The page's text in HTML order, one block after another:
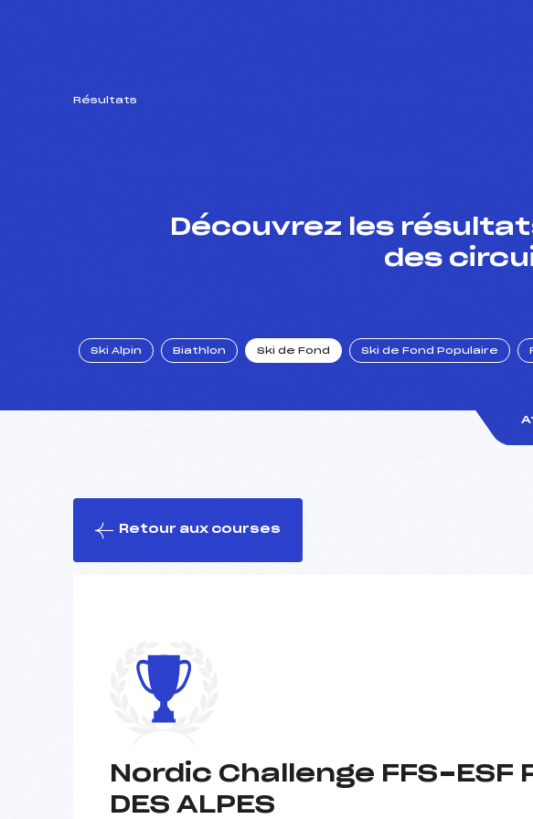
Résultats
Découvrez les
des
Ski Alpin Biathlon Ski de Fond Ski de Fond Populaire
Retour aux courses
Nordic Challenge FFS-ESF
DES ALPES